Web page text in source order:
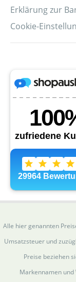
Erklärung zur
Cookie-
Alle hier genannten
Umsatzsteuer und
Preise beziehen
Markennamen